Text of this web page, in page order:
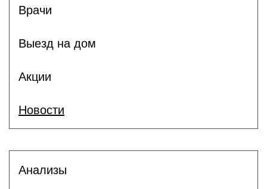
Врачи
Выезд на дом
Акции
Новости
Анализы